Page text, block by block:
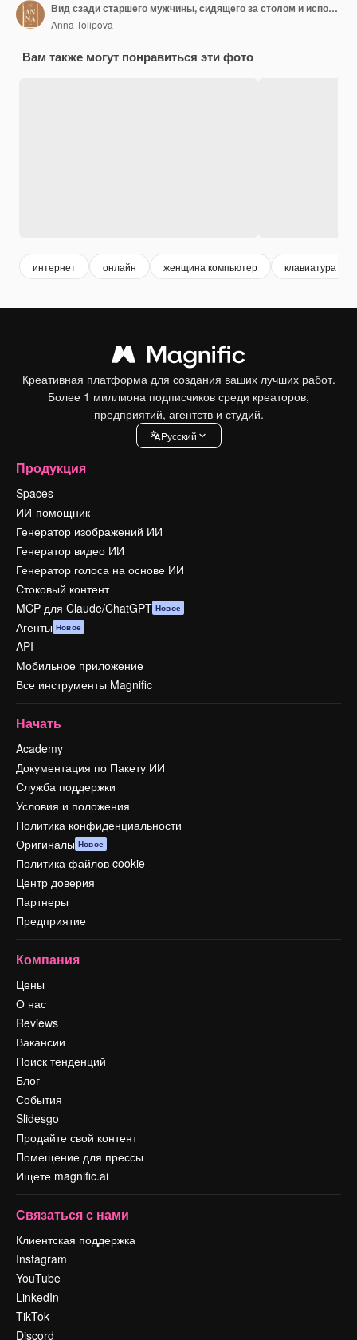
Вид сзади старшего мужчины, сидящего за столом и использующего ноутбук для разговора в сети со своим другом дома
Anna Tolipova
Вам также могут понравиться эти фото
интернет онлайн женщина компьютер клавиатура
Креативная платформа для создания ваших лучших работ.
Более 1 миллиона подписчиков среди креаторов,
предприятий, агентств и студий.
Pусский
Продукция
Spaces
ИИ-помощник
Генератор изображений ИИ
Генератор видео ИИ
Генератор голоса на основе ИИ
Стоковый контент
MCP для Claude/ChatGPT Новое
Агенты Новое
API
Мобильное приложение
Все инструменты Magnific
Начать
Academy
Документация по Пакету ИИ
Служба поддержки
Условия и положения
Политика конфиденциальности
Оригиналы Новое
Политика файлов cookie
Центр доверия
Партнеры
Предприятие
Компания
Цены
О нас
Reviews
Вакансии
Поиск тенденций
Блог
События
Slidesgo
Продайте свой контент
Помещение для прессы
Ищете magnific.ai
Связаться с нами
Клиентская поддержка
Instagram
YouTube
LinkedIn
TikTok
Discord